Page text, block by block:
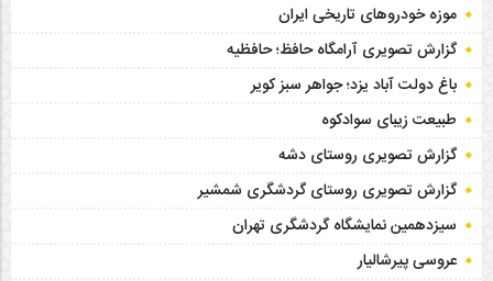
موزه خودروهای تاریخی ایران
گزارش تصویری آرامگاه حافظ؛ حافظیه‎
باغ دولت آباد یزد؛ جواهر سبز کویر
طبیعت زیبای سوادکوه
گزارش تصویری روستای دشه
گزارش تصویری روستای گردشگری شمشیر
سیزدهمین نمایشگاه گردشگری تهران
عروسی پیرشالیار